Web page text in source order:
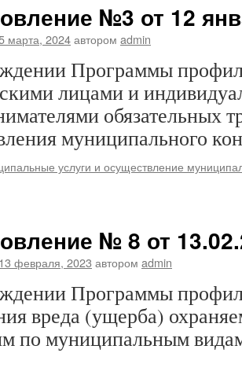
№3 от 12
марта, 2024автором admin
Программы
лицами и
обязательных
муниципального
услуги и осуществление
№ 8 от
13 февраля, 2023 автором admin
Программы
вреда (ущерба)
по муниципальным